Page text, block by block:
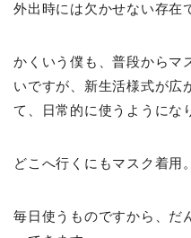
外出時には欠かせない存在
かくいう僕も、普段からマ
いですが、新生活様式が広
て、日常的に使うようにな
どこへ行くにもマスク着用。
毎日使うものですから、だ